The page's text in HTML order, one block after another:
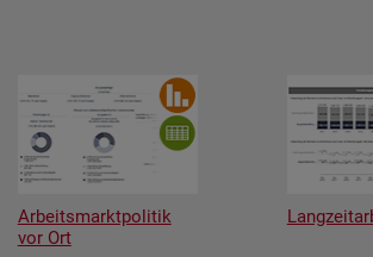
Arbeitsmarktpolitik
vor Ort